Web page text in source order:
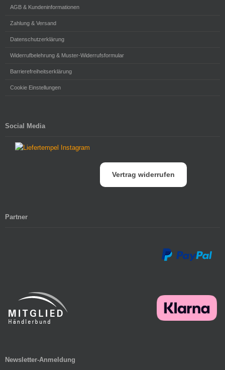
AGB & Kundeninformationen
Zahlung & Versand
Datenschutzerklärung
Widerrufbelehrung & Muster-Widerrufsformular
Barrierefreiheitserklärung
Cookie Einstellungen
Social Media
Vertrag widerrufen
Partner
Newsletter-Anmeldung